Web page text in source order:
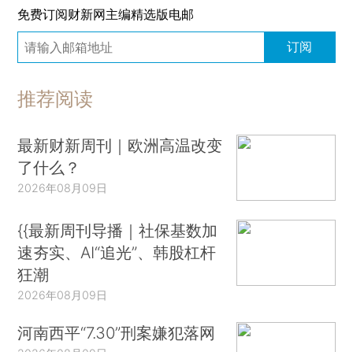
免费订阅财新网主编精选版电邮
订阅
推荐阅读
最新财新周刊｜欧洲高温改变
了什么？
2026年08月09日
{{最新周刊导播｜社保基数加
速夯实、AI“追光”、韩股杠杆
狂潮
2026年08月09日
河南西平“7.30”刑案嫌犯落网